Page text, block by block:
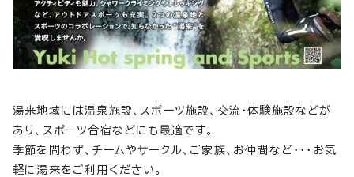
湯来地域には温泉施設、スポーツ施設、交流・体験施設などが
あり、スポーツ合宿などにも最適です。
季節を問わず、チームやサークル、ご家族、お仲間など・・・お気
軽に湯来をご利用ください。